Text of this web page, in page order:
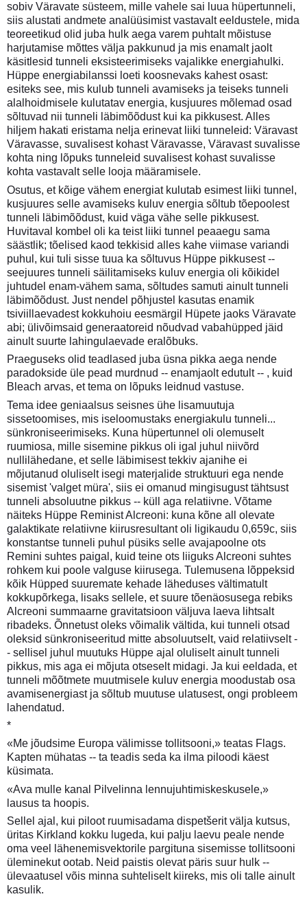
sobiv Väravate süsteem, mille vahele sai luua hüpertunneli,
siis alustati andmete analüüsimist vastavalt eeldustele, mida
teoreetikud olid juba hulk aega varem puhtalt mõistuse
harjutamise mõttes välja pakkunud ja mis enamalt jaolt
käsitlesid tunneli eksisteerimiseks vajalikke energiahulki.
Hüppe energiabilanssi loeti koosnevaks kahest osast:
esiteks see, mis kulub tunneli avamiseks ja teiseks tunneli
alalhoidmisele kulutatav energia, kusjuures mõlemad osad
sõltuvad nii tunneli läbimõõdust kui ka pikkusest. Alles
hiljem hakati eristama nelja erinevat liiki tunneleid: Väravast
Väravasse, suvalisest kohast Väravasse, Väravast suvalisse
kohta ning lõpuks tunneleid suvalisest kohast suvalisse
kohta vastavalt selle looja määramisele.
Osutus, et kõige vähem energiat kulutab esimest liiki tunnel,
kusjuures selle avamiseks kuluv energia sõltub tõepoolest
tunneli läbimõõdust, kuid väga vähe selle pikkusest.
Huvitaval kombel oli ka teist liiki tunnel peaaegu sama
säästlik; tõelised kaod tekkisid alles kahe viimase variandi
puhul, kui tuli sisse tuua ka sõltuvus Hüppe pikkusest --
seejuures tunneli säilitamiseks kuluv energia oli kõikidel
juhtudel enam-vähem sama, sõltudes samuti ainult tunneli
läbimõõdust. Just nendel põhjustel kasutas enamik
tsiviillaevadest kokkuhoiu eesmärgil Hüpete jaoks Väravate
abi; ülivõimsaid generaatoreid nõudvad vabahüpped jäid
ainult suurte lahingulaevade eralõbuks.
Praeguseks olid teadlased juba üsna pikka aega nende
paradokside üle pead murdnud -- enamjaolt edutult -- , kuid
Bleach arvas, et tema on lõpuks leidnud vastuse.
Tema idee geniaalsus seisnes ühe lisamuutuja
sissetoomises, mis iseloomustaks energiakulu tunneli...
sünkroniseerimiseks. Kuna hüpertunnel oli olemuselt
ruumiosa, mille sisemine pikkus oli igal juhul niivõrd
nullilähedane, et selle läbimisest tekkiv ajanihe ei
mõjutanud oluliselt isegi materjalide struktuuri ega nende
sisemist 'valget müra', siis ei omanud mingisugust tähtsust
tunneli absoluutne pikkus -- küll aga relatiivne. Võtame
näiteks Hüppe Reminist Alcreoni: kuna kõne all olevate
galaktikate relatiivne kiirusresultant oli ligikaudu 0,659c, siis
konstantse tunneli puhul püsiks selle avajapoolne ots
Remini suhtes paigal, kuid teine ots liiguks Alcreoni suhtes
rohkem kui poole valguse kiirusega. Tulemusena lõppeksid
kõik Hüpped suuremate kehade läheduses vältimatult
kokkupõrkega, lisaks sellele, et suure tõenäosusega rebiks
Alcreoni summaarne gravitatsioon väljuva laeva lihtsalt
ribadeks. Õnnetust oleks võimalik vältida, kui tunneli otsad
oleksid sünkroniseeritud mitte absoluutselt, vaid relatiivselt -
- sellisel juhul muutuks Hüppe ajal oluliselt ainult tunneli
pikkus, mis aga ei mõjuta otseselt midagi. Ja kui eeldada, et
tunneli mõõtmete muutmisele kuluv energia moodustab osa
avamisenergiast ja sõltub muutuse ulatusest, ongi probleem
lahendatud.
*
«Me jõudsime Europa välimisse tollitsooni,» teatas Flags.
Kapten mühatas -- ta teadis seda ka ilma piloodi käest
küsimata.
«Ava mulle kanal Pilvelinna lennujuhtimiskeskusele,»
lausus ta hoopis.
Sellel ajal, kui piloot ruumisadama dispetšerit välja kutsus,
üritas Kirkland kokku lugeda, kui palju laevu peale nende
oma veel lähenemisvektorile pargituna sisemisse tollitsooni
üleminekut ootab. Neid paistis olevat päris suur hulk --
ülevaatusel võis minna suhteliselt kiireks, mis oli talle ainult
kasulik.